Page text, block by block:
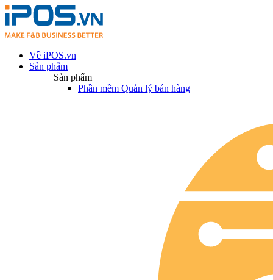
Về iPOS.vn
Sản phẩm
Sản phẩm
Phần mềm Quản lý bán hàng